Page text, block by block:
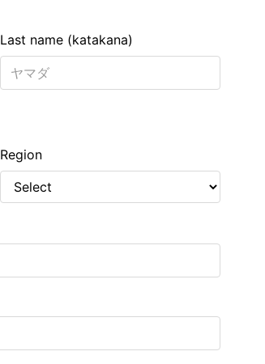
Last name (katakana)
Region